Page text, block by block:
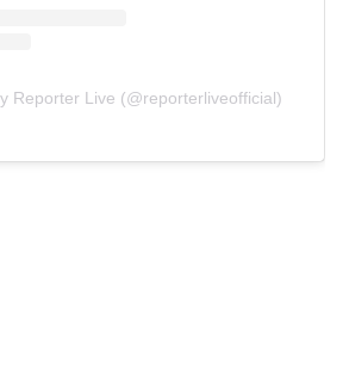
Reporter Live (@reporterliveofficial)